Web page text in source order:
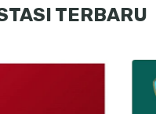
TERBARU